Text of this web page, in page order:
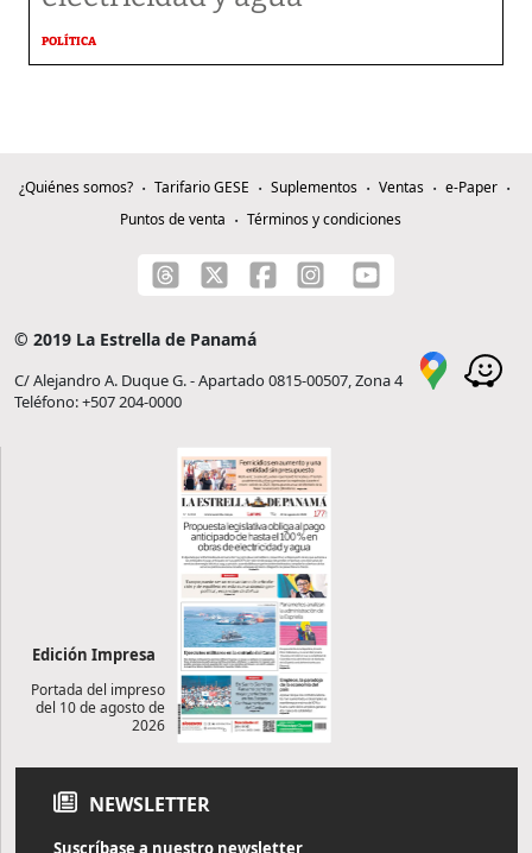
POLÍTICA
¿Quiénes somos? Tarifario GESE Suplementos Ventas
e-Paper
Puntos de venta
Términos y condiciones
© 2019 La Estrella de Panamá
C/ Alejandro A. Duque G. - Apartado 0815-00507, Zona 4
Teléfono: +507 204-0000
Edición Impresa
Portada del impreso
del 10 de agosto de
2026
NEWSLETTER
Suscríbase a nuestro newsletter